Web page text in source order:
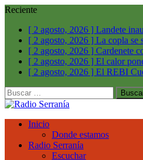
Reciente
[ 2 agosto, 2026 ] Landete
[ 2 agosto, 2026 ] La copla se
[ 2 agosto, 2026 ] Cardenete
[ 2 agosto, 2026 ] El calor
[ 2 agosto, 2026 ] El REBI
Buscar:
Inicio
Donde estamos
Radio Serranía
Escuchar